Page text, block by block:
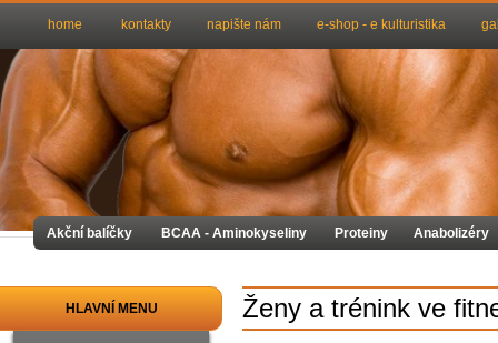
Ženy a trénink ve
HLAVNÍ MENU
home kontakty napište nám e-shop - e kulturistika
Akční balíčky BCAA - Aminokyseliny Proteiny Anabolizéry